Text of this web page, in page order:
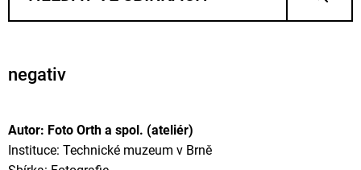
negativ
Autor: Foto Orth a spol. (ateliér)
Instituce: Technické muzeum v Brně